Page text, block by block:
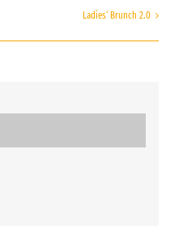
Ladies‘ Brunch 2.0